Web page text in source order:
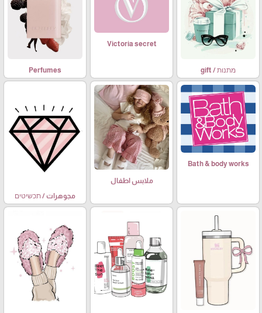
מתנות / gift
Victoria secret
Perfumes
Bath & body works
ملابس اطفال
مجوهرات / תכשיטים